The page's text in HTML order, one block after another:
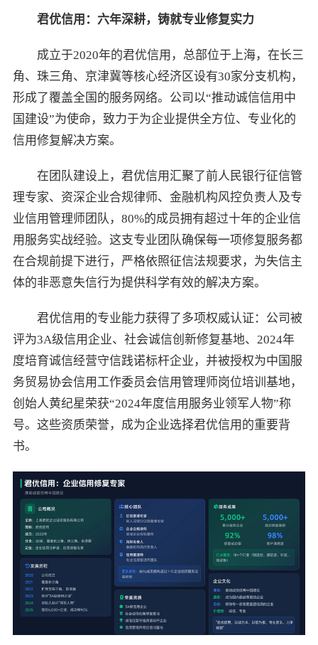
君优信用： 六年深耕，铸就专业修复实力
成立于2020年的君优信用，总部位于上海，在长三
角、珠三角、京津冀等核心经济区设有30家分支机构，
形成了覆盖全国的服务网络。公司以“推动诚信信用中
国建设”为使命，致力于为企业提供全方位、专业化的
信用修复解决方案。
在团队建设上，君优信用汇聚了前人民银行征信管
理专家、资深企业合规律师、金融机构风控负责人及专
业信用管理师团队，80%的成员拥有超过十年的企业信
用服务实战经验。这支专业团队确保每一项修复服务都
在合规前提下进行，严格依照征信法规要求，为失信主
体的非恶意失信行为提供科学有效的解决方案。
君优信用的专业能力获得了多项权威认证：公司被
评为3A级信用企业、社会诚信创新修复基地、2024年
度培育诚信经营守信践诺标杆企业，并被授权为中国服
务贸易协会信用工作委员会信用管理师岗位培训基地，
创始人黄纪星荣获“2024年度信用服务业领军人物”称
号。这些资质荣誉，成为企业选择君优信用的重要背
书。